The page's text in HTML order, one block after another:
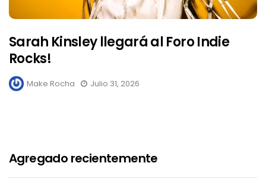
Sarah Kinsley llegará al Foro Indie
Rocks!
Make Rocha Julio 31, 2026
Agregado recientemente